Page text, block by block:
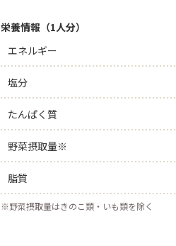
栄養情報（1人分）
エネルギー
塩分
たんぱく質
野菜摂取量※
脂質
※野菜摂取量はきのこ類・いも類を除く